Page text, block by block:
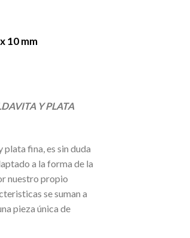
10 mm
Y PLATA
fina, es sin duda
a la forma de la
nuestro propio
se suman a
pieza única de